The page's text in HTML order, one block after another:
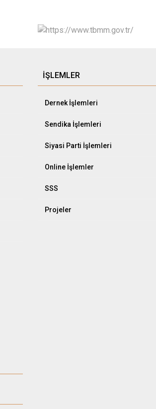
İŞLEMLER
Dernek İşlemleri
Sendika İşlemleri
Siyasi Parti İşlemleri
Online İşlemler
SSS
Projeler